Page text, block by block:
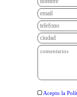
Acepto la